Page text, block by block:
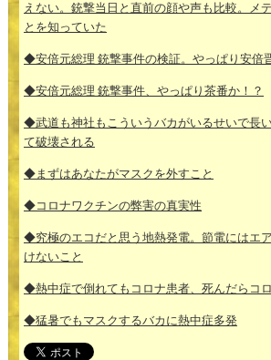
えない。銃撃当日と直前の顔や声も比較。メ
とを知っていた
◆安倍元総理 銃撃事件の検証。やっぱり安倍
◆安倍元総理 銃撃事件、やっぱり茶番か！？
◆武道も神社もこういうバカがいるせいで長
て破壊される
◆まずはあなたがマスクを外すこと
◆コロナワクチンの弊害の真実性
◆究極のエコだと思う地熱発電。節電にはエ
けないこと
◆熱中症で倒れてもコロナ患者、死んだらコ
◆猛暑でもマスクするバカに熱中症多発